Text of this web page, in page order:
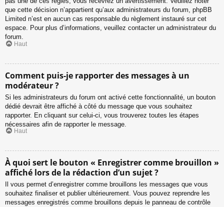
que cette décision n’appartient qu’aux administrateurs du forum, phpBB
Limited n’est en aucun cas responsable du règlement instauré sur cet
espace. Pour plus d’informations, veuillez contacter un administrateur du
forum.
Haut
Comment puis-je rapporter des messages à un
modérateur ?
Si les administrateurs du forum ont activé cette fonctionnalité, un bouton
dédié devrait être affiché à côté du message que vous souhaitez
rapporter. En cliquant sur celui-ci, vous trouverez toutes les étapes
nécessaires afin de rapporter le message.
Haut
À quoi sert le bouton « Enregistrer comme brouillon »
affiché lors de la rédaction d’un sujet ?
Il vous permet d’enregistrer comme brouillons les messages que vous
souhaitez finaliser et publier ultérieurement. Vous pouvez reprendre les
messages enregistrés comme brouillons depuis le panneau de contrôle